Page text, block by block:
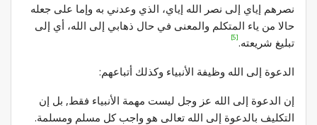
نصرهم إياي إلى نصر الله إياي، الذي وعدني به وإما على جعله
حالا من ياء المتكلم والمعنى في حال ذهابي إلى الله، أي إلى
تبليغ شريعته.[5]
الدعوة إلى الله وظيفة الأنبياء وكذلك أتباعهم:
إن الدعوة إلى الله عز وجل ليست مهمة الأنبياء فقط, بل إن
التكليف بالدعوة إلى الله تعالى هو واجب كل مسلم ومسلمة.